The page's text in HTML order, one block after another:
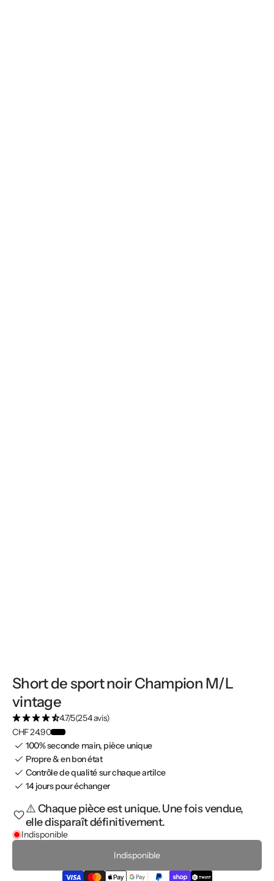
Short de sport noir Champion M/L
vintage
4.7/5(254 avis)
CHF 24.90
100% seconde main, pièce unique
Propre & en bon état
Contrôle de qualité sur chaque artilce
14 jours pour échanger
⚠️ Chaque pièce est unique. Une fois vendue,
elle disparaît définitivement.
Indisponible
Indisponible